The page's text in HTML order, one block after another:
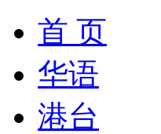
首 页
华语
港台